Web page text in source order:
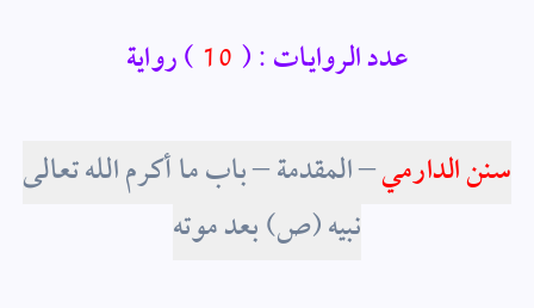
عدد الروايات : (10) رواية
سنن الدارمي– المقدمة – باب ما أكرم الله تعالى
نبيه(ص)بعد موته